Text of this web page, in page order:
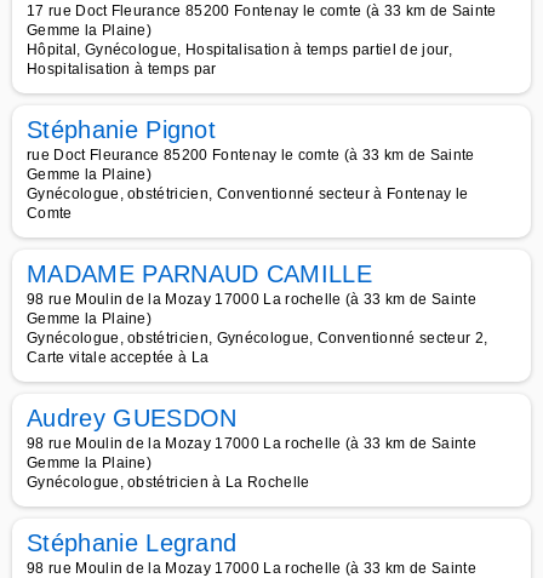
17 rue Doct Fleurance 85200 Fontenay le comte (à 33 km de Sainte
Gemme la Plaine)
Hôpital, Gynécologue, Hospitalisation à temps partiel de jour,
Hospitalisation à temps par
Stéphanie Pignot
rue Doct Fleurance 85200 Fontenay le comte (à 33 km de Sainte
Gemme la Plaine)
Gynécologue, obstétricien, Conventionné secteur à Fontenay le
Comte
MADAME PARNAUD CAMILLE
98 rue Moulin de la Mozay 17000 La rochelle (à 33 km de Sainte
Gemme la Plaine)
Gynécologue, obstétricien, Gynécologue, Conventionné secteur 2,
Carte vitale acceptée à La
Audrey GUESDON
98 rue Moulin de la Mozay 17000 La rochelle (à 33 km de Sainte
Gemme la Plaine)
Gynécologue, obstétricien à La Rochelle
Stéphanie Legrand
98 rue Moulin de la Mozay 17000 La rochelle (à 33 km de Sainte